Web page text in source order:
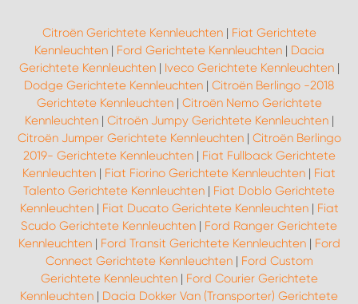
Citroën Gerichtete Kennleuchten| Fiat Gerichtete
Kennleuchten| Ford Gerichtete Kennleuchten| Dacia
Gerichtete Kennleuchten| Iveco Gerichtete Kennleuchten|
Dodge Gerichtete Kennleuchten | Citroën Berlingo -2018
Gerichtete Kennleuchten| Citroën Nemo Gerichtete
Kennleuchten| Citroën Jumpy Gerichtete Kennleuchten|
Citroën Jumper Gerichtete Kennleuchten| Citroën Berlingo
2019- Gerichtete Kennleuchten| Fiat Fullback Gerichtete
Kennleuchten | Fiat Fiorino Gerichtete Kennleuchten | Fiat
Talento Gerichtete Kennleuchten | Fiat Doblo Gerichtete
Kennleuchten| Fiat Ducato Gerichtete Kennleuchten| Fiat
Scudo Gerichtete Kennleuchten | Ford Ranger Gerichtete
Kennleuchten| Ford Transit Gerichtete Kennleuchten| Ford
Connect Gerichtete Kennleuchten| Ford Custom
Gerichtete Kennleuchten| Ford Courier Gerichtete
Kennleuchten | Dacia Dokker Van (Transporter) Gerichtete